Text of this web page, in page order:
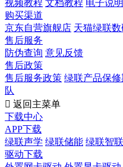
视频教程 文档教程 电子说
购买渠道
京东自营旗舰店 天猫绿联
售后服务
防伪查询 意见反馈
售后政策
售后服务政策 绿联产品保
队
 返回主菜单
下载中心
APP下载
绿联声学 绿联储能 绿联智联
驱动下载